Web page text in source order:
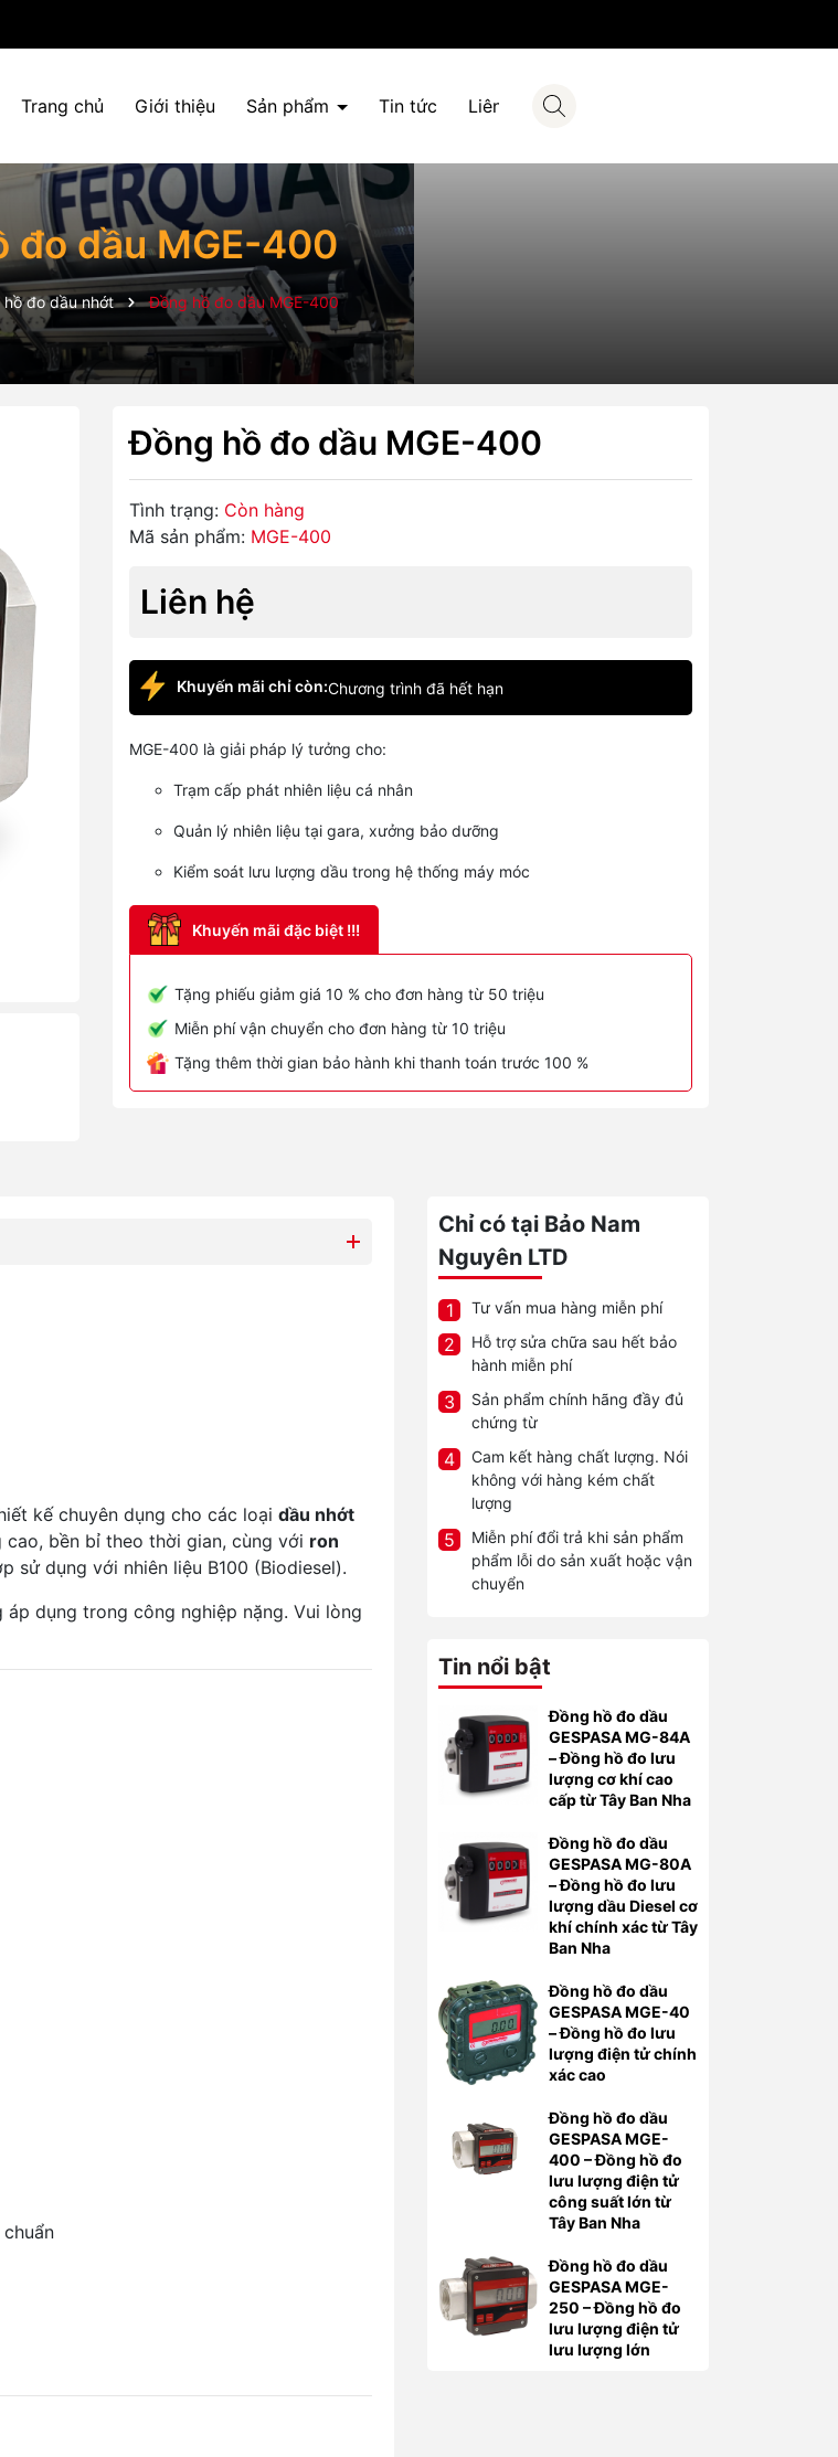
Trang chủ Giới thiệu Sản phẩm Tin tức Liên hệ
đo dầu MGE-400
đo dầu nhớt Đồng hồ đo dầu MGE-400
Đồng hồ đo dầu MGE-400
Tình trạng: Còn hàng
Mã sản phẩm: MGE-400
Liên hệ
Khuyến mãi chỉ còn:Chương trình đã hết hạn
MGE-400 là giải pháp lý tưởng cho:
Trạm cấp phát nhiên liệu cá nhân
Quản lý nhiên liệu tại gara, xưởng bảo dưỡng
Kiểm soát lưu lượng dầu trong hệ thống máy móc
Khuyến mãi đặc biệt !!!
Tặng phiếu giảm giá 10 % cho đơn hàng từ 50 triệu
Miễn phí vận chuyển cho đơn hàng từ 10 triệu
Tặng thêm thời gian bảo hành khi thanh toán trước 100 %
kế chuyên dụng cho các loại dầu nhớt
bền bỉ theo thời gian, cùng với ron
sử dụng với nhiên liệu B100 (Biodiesel).
áp dụng trong công nghiệp nặng. Vui lòng
Chỉ có tại Bảo Nam
Nguyên LTD
1 Tư vấn mua hàng miễn phí
2
Hỗ trợ sửa chữa sau hết bảo
hành miễn phí
3
Sản phẩm chính hãng đầy đủ
chứng từ
4
Cam kết hàng chất lượng. Nói
không với hàng kém chất
lượng
5
Miễn phí đổi trả khi sản phẩm
phẩm lỗi do sản xuất hoặc vận
chuyển
Tin nổi bật
Đồng hồ đo dầu
GESPASA MG-84A
– Đồng hồ đo lưu
lượng cơ khí cao
cấp từ Tây Ban Nha
Đồng hồ đo dầu
GESPASA MG-80A
– Đồng hồ đo lưu
lượng dầu Diesel cơ
khí chính xác từ Tây
Ban Nha
Đồng hồ đo dầu
GESPASA MGE-40
– Đồng hồ đo lưu
lượng điện tử chính
xác cao
Đồng hồ đo dầu
GESPASA MGE-
400 – Đồng hồ đo
lưu lượng điện tử
công suất lớn từ
Tây Ban Nha
Đồng hồ đo dầu
GESPASA MGE-
250 – Đồng hồ đo
lưu lượng điện tử
lưu lượng lớn